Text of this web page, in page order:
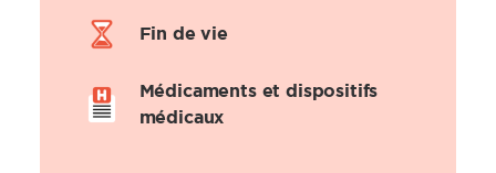
Fin de vie
Médicaments et dispositifs
médicaux